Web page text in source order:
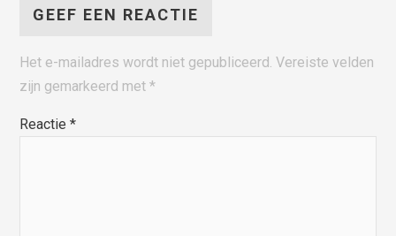
GEEF EEN REACTIE
Het e-mailadres wordt niet gepubliceerd. Vereiste velden
zijn gemarkeerd met*
Reactie*